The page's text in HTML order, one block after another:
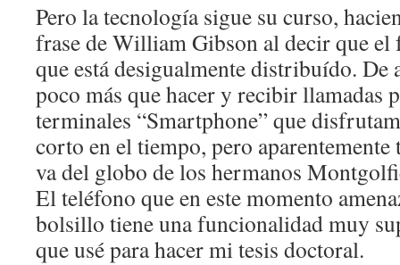
Pero la tecnología sigue su curso,
frase de William Gibson al decir que el
que está desigualmente distribuído. De
poco más que hacer y recibir llamadas
terminales “Smartphone” que
corto en el tiempo, pero
va del globo de los hermanos
El teléfono que en este momento
bolsillo tiene una funcionalidad muy
que usé para hacer mi tesis doctoral.